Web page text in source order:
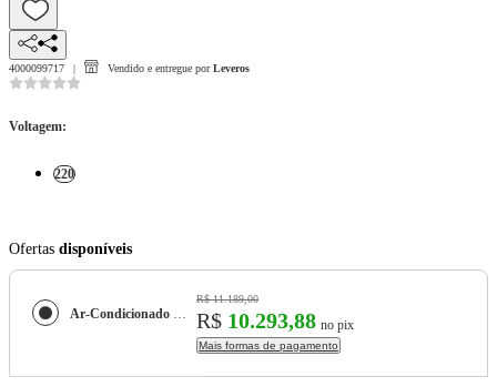
4000099717 Vendido e entregue por Leveros
Voltagem:
220
Ofertas disponíveis
Ar-Condicionado Multi Split Inverter Midea 27.000 (2x Evap HW 9.000 + 1x Evap Cassete 1 Via 12.000) Quente/Frio 220V
R$ 11.189,00
R$ 10.293,88 no pix
Mais formas de pagamento